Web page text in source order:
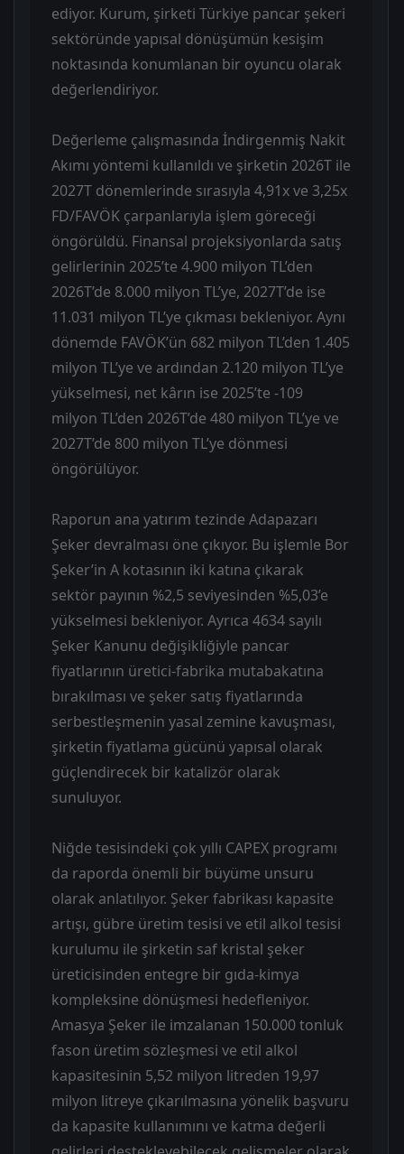
ediyor. Kurum, şirketi Türkiye pancar şekeri
sektöründe yapısal dönüşümün kesişim
noktasında konumlanan bir oyuncu olarak
değerlendiriyor.
Değerleme çalışmasında İndirgenmiş Nakit
Akımı yöntemi kullanıldı ve şirketin 2026T ile
2027T dönemlerinde sırasıyla 4,91x ve 3,25x
FD/FAVÖK çarpanlarıyla işlem göreceği
öngörüldü. Finansal projeksiyonlarda satış
gelirlerinin 2025’te 4.900 milyon TL’den
2026T’de 8.000 milyon TL’ye, 2027T’de ise
11.031 milyon TL’ye çıkması bekleniyor. Aynı
dönemde FAVÖK’ün 682 milyon TL’den 1.405
milyon TL’ye ve ardından 2.120 milyon TL’ye
yükselmesi, net kârın ise 2025’te -109
milyon TL’den 2026T’de 480 milyon TL’ye ve
2027T’de 800 milyon TL’ye dönmesi
öngörülüyor.
Raporun ana yatırım tezinde Adapazarı
Şeker devralması öne çıkıyor. Bu işlemle Bor
Şeker’in A kotasının iki katına çıkarak
sektör payının %2,5 seviyesinden %5,03’e
yükselmesi bekleniyor. Ayrıca 4634 sayılı
Şeker Kanunu değişikliğiyle pancar
fiyatlarının üretici-fabrika mutabakatına
bırakılması ve şeker satış fiyatlarında
serbestleşmenin yasal zemine kavuşması,
şirketin fiyatlama gücünü yapısal olarak
güçlendirecek bir katalizör olarak
sunuluyor.
Niğde tesisindeki çok yıllı CAPEX programı
da raporda önemli bir büyüme unsuru
olarak anlatılıyor. Şeker fabrikası kapasite
artışı, gübre üretim tesisi ve etil alkol tesisi
kurulumu ile şirketin saf kristal şeker
üreticisinden entegre bir gıda-kimya
kompleksine dönüşmesi hedefleniyor.
Amasya Şeker ile imzalanan 150.000 tonluk
fason üretim sözleşmesi ve etil alkol
kapasitesinin 5,52 milyon litreden 19,97
milyon litreye çıkarılmasına yönelik başvuru
da kapasite kullanımını ve katma değerli